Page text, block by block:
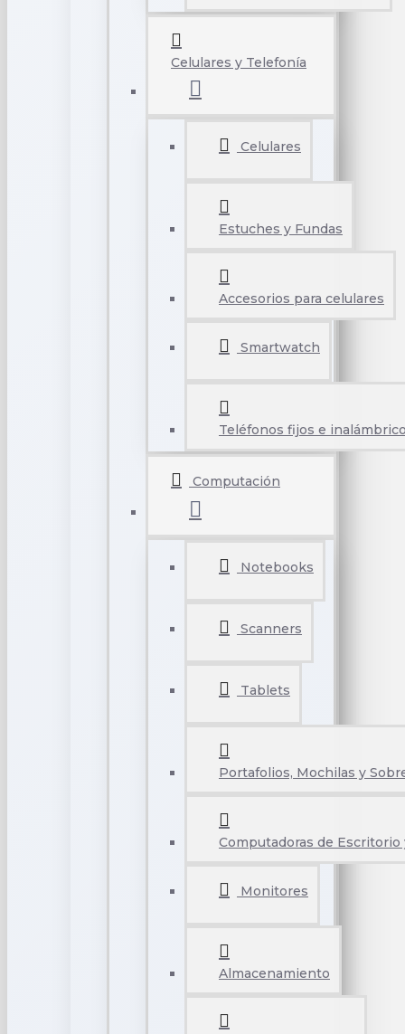
Celulares y Telefonía
Celulares
Estuches y Fundas
Accesorios para celulares
Smartwatch
Teléfonos fijos e
Computación
Notebooks
Scanners
Tablets
Portafolios, Mochilas y
Computadoras de Escritorio
Monitores
Almacenamiento